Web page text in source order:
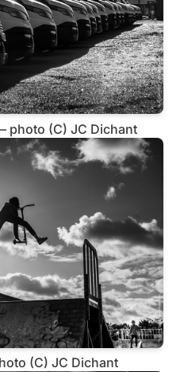
photo (C) JC Dichant
(C) JC Dichant